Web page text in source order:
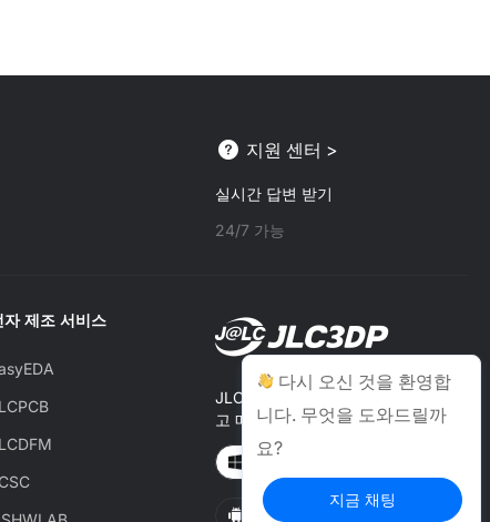
지원 센터 >
실시간 답변 받기
24/7 가능
자 제조 서비스
JLCONE 데스크톱으로 주문하
고 매번 $1~$20 할인받기
Windows
Android
다시 오신 것을 환영합
니다. 무엇을 도와드릴까
요?
지금 채팅